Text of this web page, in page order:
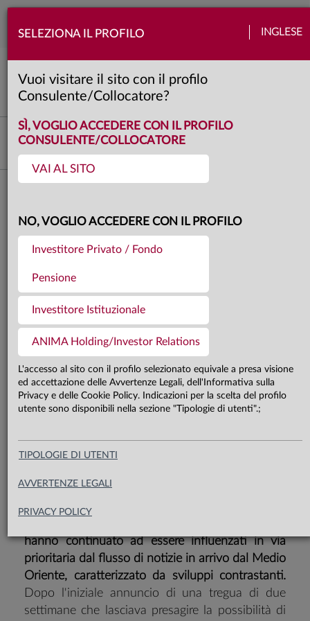
SELEZIONA IL PROFILO INGLESE
Vuoi visitare il sito con il profilo
Consulente/Collocatore?
SÌ, VOGLIO ACCEDERE CON IL PROFILO
CONSULENTE/COLLOCATORE
VAI AL SITO
NO, VOGLIO ACCEDERE CON IL PROFILO
Investitore Privato / Fondo
Pensione
Investitore Istituzionale
ANIMA Holding/Investor Relations
L'accesso al sito con il profilo selezionato equivale a presa visione
ed accettazione delle Avvertenze Legali, dell'Informativa sulla
Privacy e delle Cookie Policy. Indicazioni per la scelta del profilo
utente sono disponibili nella sezione "Tipologie di utenti".;
TIPOLOGIE DI UTENTI
AVVERTENZE LEGALI
PRIVACY POLICY
4 minuti
Investment Advisory
I MERCATI DI APRILE 2026
Nonostante l’assenza di una
soluzione definitiva del conflitto in
Medio Oriente e la prosecuzione
della corsa del prezzo del petrolio, le
attività rischiose si sono apprezzate
comparto tecnologico
hanno continuato ad essere influenzati in via
prioritaria dal flusso di notizie in arrivo dal Medio
Oriente, caratterizzato da sviluppi contrastanti.
Dopo l'iniziale annuncio di una tregua di due
settimane che lasciava presagire la possibilità di